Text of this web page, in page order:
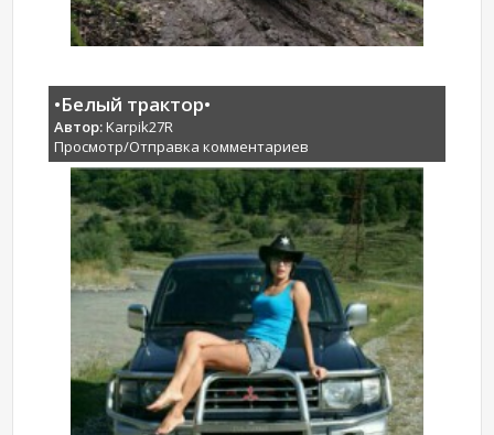
•Белый трактор•
Автор:Karpik27R
Просмотр/Отправка комментариев